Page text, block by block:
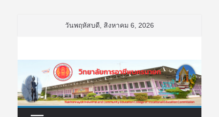
วันพฤหัสบดี, สิงหาคม 6, 2026